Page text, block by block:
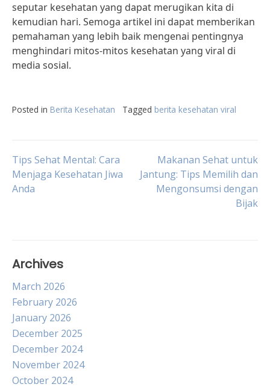
seputar kesehatan yang dapat merugikan kita di
kemudian hari. Semoga artikel ini dapat memberikan
pemahaman yang lebih baik mengenai pentingnya
menghindari mitos-mitos kesehatan yang viral di
media sosial.
Posted in Berita Kesehatan Tagged berita kesehatan viral
Post
navigation
Tips Sehat Mental: Cara
Menjaga Kesehatan Jiwa
Anda
Makanan Sehat untuk
Jantung: Tips Memilih dan
Mengonsumsi dengan
Bijak
Archives
March 2026
February 2026
January 2026
December 2025
December 2024
November 2024
October 2024